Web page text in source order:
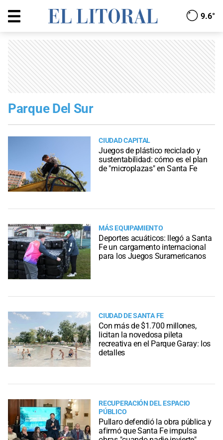
9.6°
Parque Del Sur
CIUDAD CAPITAL
Juegos de plástico reciclado y
sustentabilidad: cómo es el plan
de "microplazas" en Santa Fe
MÁS EQUIPAMIENTO
Deportes acuáticos: llegó a Santa
Fe un cargamento internacional
para los Juegos Suramericanos
CIUDAD DE SANTA FE
Con más de $1.700 millones,
licitan la novedosa pileta
recreativa en el Parque Garay: los
detalles
RECUPERACIÓN DEL ESPACIO
PÚBLICO
Pullaro defendió la obra pública y
afirmó que Santa Fe impulsa